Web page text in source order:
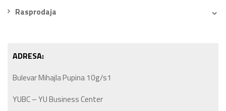
Rasprodaja
ADRESA:
Bulevar Mihajla Pupina 10g/s1
YUBC – YU Business Center